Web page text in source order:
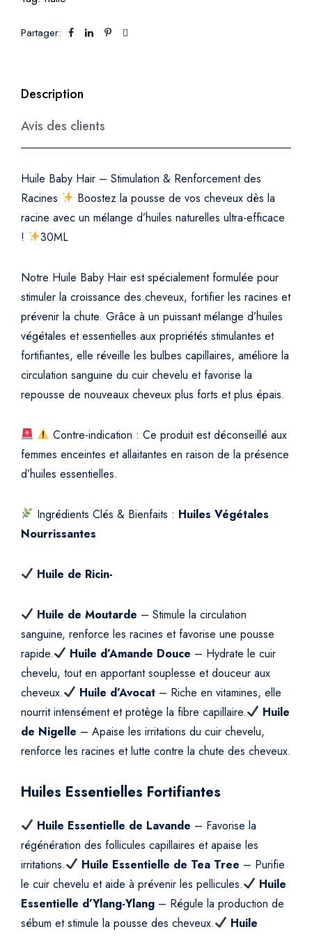
i
o
d
e
s
c
i
s
q
u
a
t
Partager:
Description
Avis des clients
Huile Baby Hair – Stimulation & Renforcement des
Racines
Boostez la pousse de vos cheveux dès la
racine avec un mélange d’huiles naturelles ultra-efficace
!
30ML
Notre Huile Baby Hair est spécialement formulée pour
stimuler la croissance des cheveux, fortifier les racines et
prévenir la chute. Grâce à un puissant mélange d’huiles
végétales et essentielles aux propriétés stimulantes et
fortifiantes, elle réveille les bulbes capillaires, améliore la
circulation sanguine du cuir chevelu et favorise la
repousse de nouveaux cheveux plus forts et plus épais.
Contre-indication : Ce produit est déconseillé aux
femmes enceintes et allaitantes en raison de la présence
d’huiles essentielles.
Ingrédients Clés & Bienfaits : Huiles Végétales
Nourrissantes
Huile de Ricin-
Huile de Moutarde – Stimule la circulation
sanguine, renforce les racines et favorise une pousse
rapide.
Huile d’Amande Douce – Hydrate le cuir
chevelu, tout en apportant souplesse et douceur aux
cheveux.
Huile d’Avocat – Riche en vitamines, elle
nourrit intensément et protège la fibre capillaire.
Huile
de Nigelle – Apaise les irritations du cuir chevelu,
renforce les racines et lutte contre la chute des cheveux.
Huiles Essentielles Fortifiantes
Huile Essentielle de Lavande – Favorise la
régénération des follicules capillaires et apaise les
irritations.
Huile Essentielle de Tea Tree – Purifie
le cuir chevelu et aide à prévenir les pellicules.
Huile
Essentielle d’Ylang-Ylang – Régule la production de
sébum et stimule la pousse des cheveux.
Huile